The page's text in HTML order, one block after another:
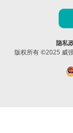
隐私
版权所有 ©2025 威